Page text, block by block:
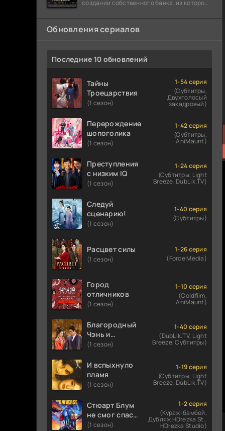
создании собственного банка, из которого
долларов. Однако,
Обновления сериалов
Последние 10 обновлений
Тайны
Троецарствия
(1 сезон)
1-54 серия
(Субтитры,
Двухголосый
закадровый)
Перерождение
шопоголика
(1 сезон)
1-42 серия
(Субтитры,
AniMaunt)
Преступления
с низким IQ
(1 сезон)
1-24 серия
(Субтитры, Light
Breeze, DubLik.TV)
Следуй
сценарию!
(1 сезон)
1-40 серия
(Субтитры)
Расцвет силы
(1 сезон)
1-26 серия
(Force Media)
Город
отличников
(1 сезон)
1-10 серия
(Coldfilm,
AniMaunt)
Благородный
Чэнь и
прекрасная
(1 сезон)
1-40 серия
(DubLik.TV, Light
Breeze, Субтитры)
И вспыхнуло
пламя
(1 сезон)
1-19 серия
(Субтитры, Light
Breeze, DubLik.TV)
Стюарт Блум
не смог спасти
вселенную
(1 сезон)
1-2 серия
(Кураж-бамбей,
Дубляж HDrezka St.,
HDrezka Studio)